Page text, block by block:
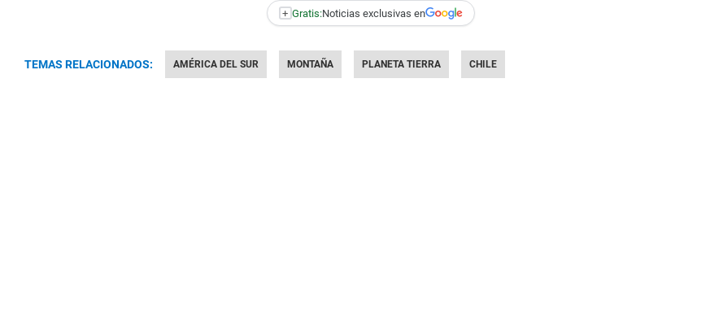
+ Gratis:Noticias exclusivas en
TEMAS RELACIONADOS: AMÉRICA DEL SUR MONTAÑA PLANETA TIERRA CHILE